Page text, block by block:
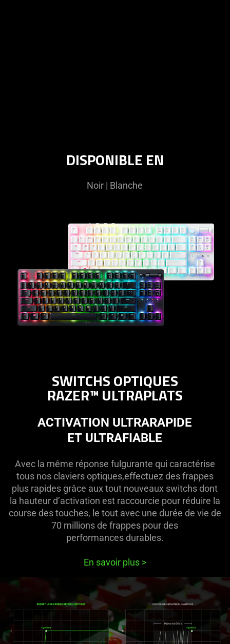
DISPONIBLE EN
Noir | Blanche
SWITCHS OPTIQUES
RAZER™ ULTRAPLATS
ACTIVATION ULTRARAPIDE
ET ULTRAFIABLE
Avec la même réponse fulgurante qui caractérise
tous nos claviers optiques,effectuez des frappes
plus rapides grâce aux tout nouveaux switchs dont
la hauteur d’activation est raccourcie pour réduire la
course des touches, le tout avec une durée de vie de
70 millions de frappes pour des
performances durables.
En savoir plus >